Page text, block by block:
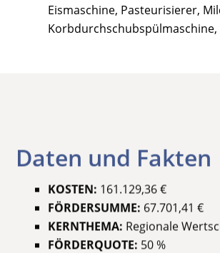
Eismaschine, Pasteurisierer,
Daten und Fakten
KOSTEN: 161.129,36 €
FÖRDERSUMME:
KERNTHEMA: Regionale
FÖRDERQUOTE: 50 %